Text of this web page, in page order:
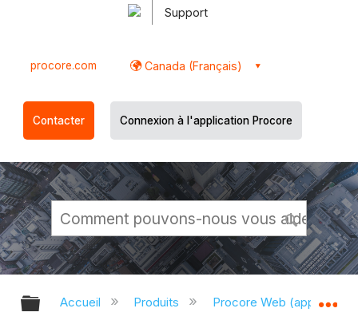
Support
procore.com Canada (Français)
Contacter Connexion à l'application Procore
Développer/réduire la hiérarchie
Accueil Produits Procore Web